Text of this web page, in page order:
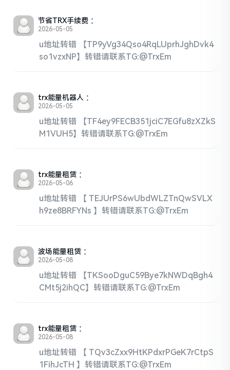
节省TRX手续费 ：
2026-05-05
u地址转错 【TP9yVg34Qso4RqLUprhJghDvk4
so1vzxNP】转错请联系TG:@TrxEm
trx能量机器人 ：
2026-05-05
u地址转错 【TF4ey9FECB351jciC7EGfu8zXZkS
M1VUH5】转错请联系TG:@TrxEm
trx能量租赁 ：
2026-05-06
u地址转错 【 TEJUrPS6wUbdWLZTnQwSVLX
h9ze8BRFYNs 】转错请联系TG:@TrxEm
波场能量租赁 ：
2026-05-08
u地址转错 【TKSooDguC59Bye7kNWDqBgh4
CMt5j2ihQC】转错请联系TG:@TrxEm
trx能量租赁 ：
2026-05-08
u地址转错 【 TQv3cZxx9HtKPdxrPGeK7rCtpS
1FihJcTH 】转错请联系TG:@TrxEm